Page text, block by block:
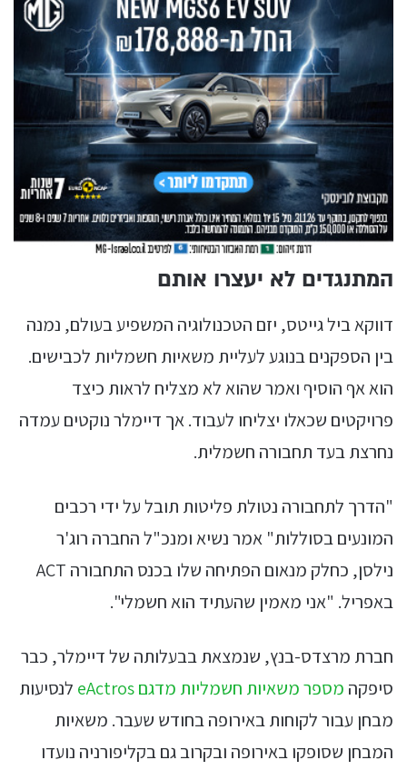
המתנגדים לא יעצרו אותם
דווקא ביל גייטס, יזם הטכנולוגיה המשפיע בעולם, נמנה
בין הספקנים בנוגע לעליית משאיות חשמליות לכבישים.
הוא אף הוסיף ואמר שהוא לא מצליח לראות כיצד
פרויקטים שכאלו יצליחו לעבוד. אך דיימלר נוקטים עמדה
נחרצת בעד תחבורה חשמלית.
"הדרך לתחבורה נטולת פליטות תובל על ידי רכבים
המונעים בסוללות" אמר נשיא ומנכ"ל החברה רוג'ר
נילסן, כחלק מנאום הפתיחה שלו בכנס התחבורה ACT
באפריל. "אני מאמין שהעתיד הוא חשמלי".
חברת מרצדס-בנץ, שנמצאת בבעלותה של דיימלר, כבר
סיפקה מספר משאיות חשמליות מדגם eActros
לנסיעות
מבחן עבור לקוחות באירופה בחודש שעבר. משאיות
המבחן שסופקו באירופה ובקרוב גם בקליפורניה נועדו